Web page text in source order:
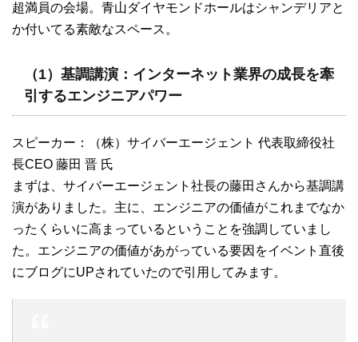
超満員の会場。青山ダイヤモンドホールはシャンデリアと
か付いてる素敵なスペース。
（1）基調講演：インターネット業界の成長を牽
引するエンジニアパワー
スピーカー：（株）サイバーエージェント 代表取締役社
長CEO 藤田 晋 氏
まずは、サイバーエージェント社長の藤田さんから基調講
演がありました。主に、エンジニアの価値がこれまでなか
ったくらいに高まっているということを強調していまし
た。エンジニアの価値があがっている要因をイベント直後
にブログにUPされていたので引用してみます。